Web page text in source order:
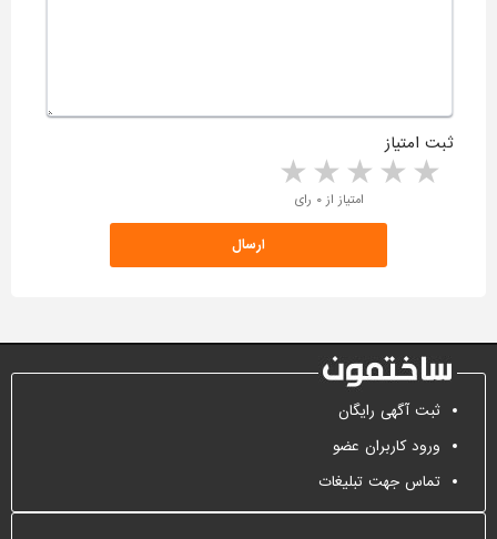
ثبت امتیاز
4 stars 3 stars 2 stars 1 star امتیاز از ۰ رای
ثبت آگهی رایگان
ورود کاربران عضو
تماس جهت تبلیغات